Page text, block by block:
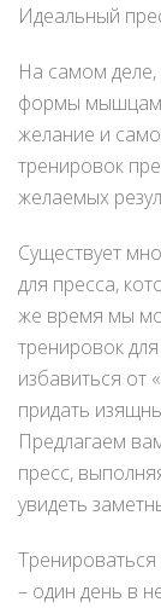
Идеальный
На самом деле,
формы мышцам
желание и
тренировок
желаемых
Существует
для пресса,
же время мы
тренировок
избавиться от
придать
Предлагаем
пресс,
увидеть
– один день в